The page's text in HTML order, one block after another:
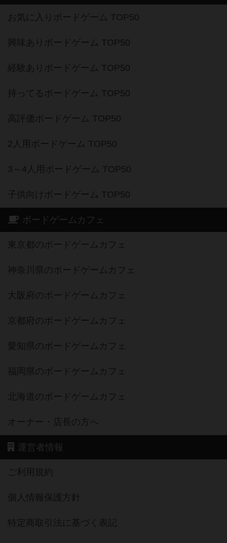
お気に入りボードゲーム TOP50
興味ありボードゲーム TOP50
経験ありボードゲーム TOP50
持ってるボードゲーム TOP50
高評価ボードゲーム TOP50
2人用ボードゲーム TOP50
3～4人用ボードゲーム TOP50
子供向けボードゲーム TOP50
ボードゲームカフェ
東京都のボードゲームカフェ
神奈川県のボードゲームカフェ
大阪府のボードゲームカフェ
京都府のボードゲームカフェ
愛知県のボードゲームカフェ
福岡県のボードゲームカフェ
北海道のボードゲームカフェ
オーナー・店長の方へ
運営者情報
ご利用規約
個人情報保護方針
特定商取引法に基づく表記